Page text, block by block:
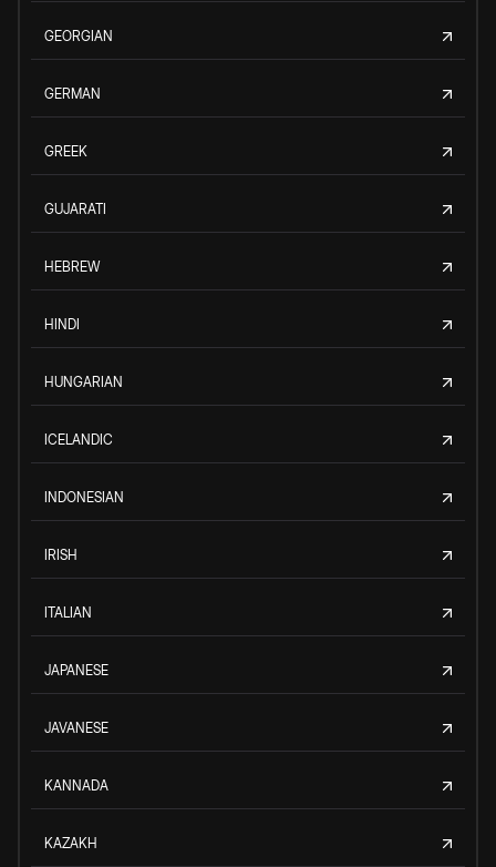
GEORGIAN
GERMAN
GREEK
GUJARATI
HEBREW
HINDI
HUNGARIAN
ICELANDIC
INDONESIAN
IRISH
ITALIAN
JAPANESE
JAVANESE
KANNADA
KAZAKH